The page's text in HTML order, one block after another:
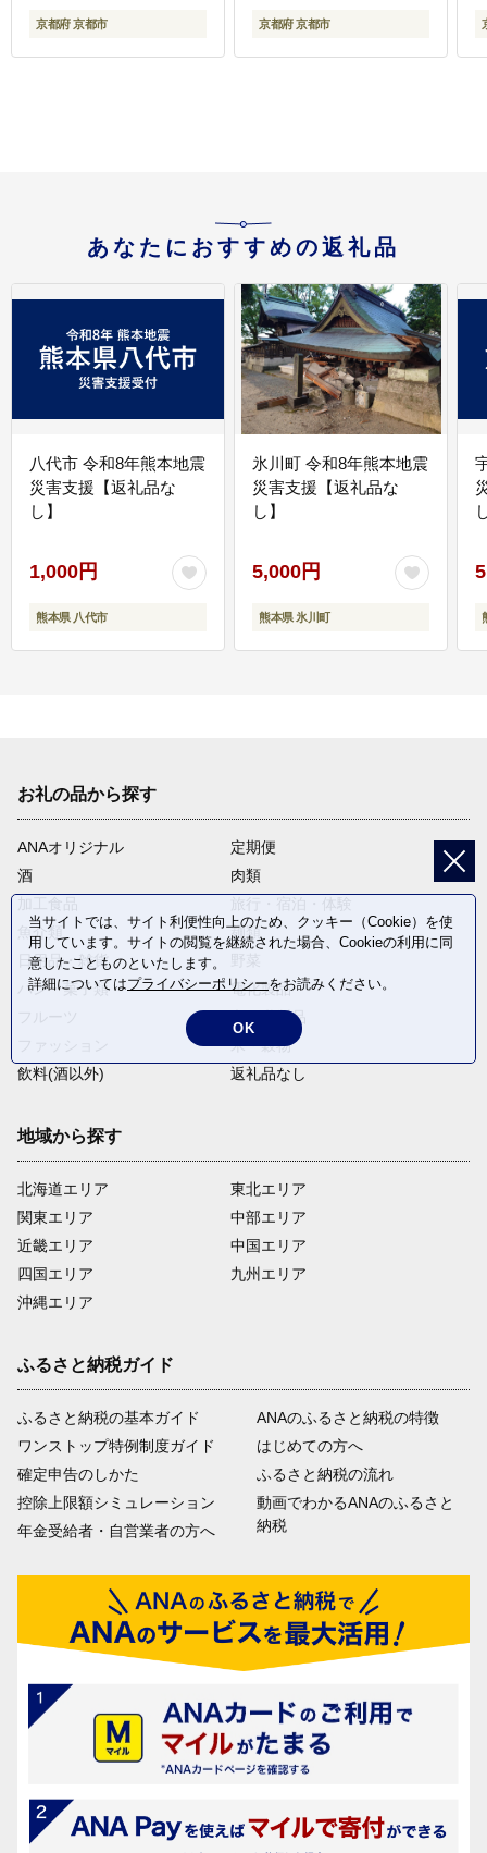
ドサブレ 食べ比べ おし
メ お菓子 洋菓子 スイー
京都府 京都市
シー グルメ 人気 おすす
寄せ 通販 送料無料 ふる
京都府 京都市
あなたにおすすめの返礼品
八代市 令和8年熊本地震
災害支援【返礼品な
し】
1,000円
熊本県 八代市
氷川町 令和8年熊本地震
災害支援【返礼品な
し】
5,000円
熊本県 氷川町
お礼の品から探す
ANAオリジナル
定期便
酒
肉類
魚介類
麺類
日用品・雑貨
パン・菓子類
電化製品
卵・乳製品
米・穀物
飲料(酒以外)
返礼品なし
地域から探す
北海道エリア
関東エリア
近畿エリア
四国エリア
沖縄エリア
東北エリア
中部エリア
中国エリア
九州エリア
ふるさと納税ガイド
ふるさと納税の基本ガイド
ワンストップ特例制度ガイド
確定申告のしかた
控除上限額シミュレーション
年金受給者・自営業者の方へ
ANAのふるさと納税の特徴
はじめての方へ
ふるさと納税の流れ
動画でわかるANAのふるさと
納税
当サイトでは、サイト利便性向上のため、クッキー（Cookie）を使
用しています。サイトの閲覧を継続された場合、Cookieの利用に同
意したことものといたします。
詳細についてはプライバシーポリシーをお読みください。
OK